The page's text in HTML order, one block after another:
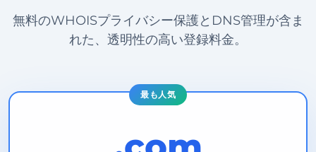
無料のWHOISプライバシー保護とDNS管理が含ま
れた、透明性の高い登録料金。
最も人気